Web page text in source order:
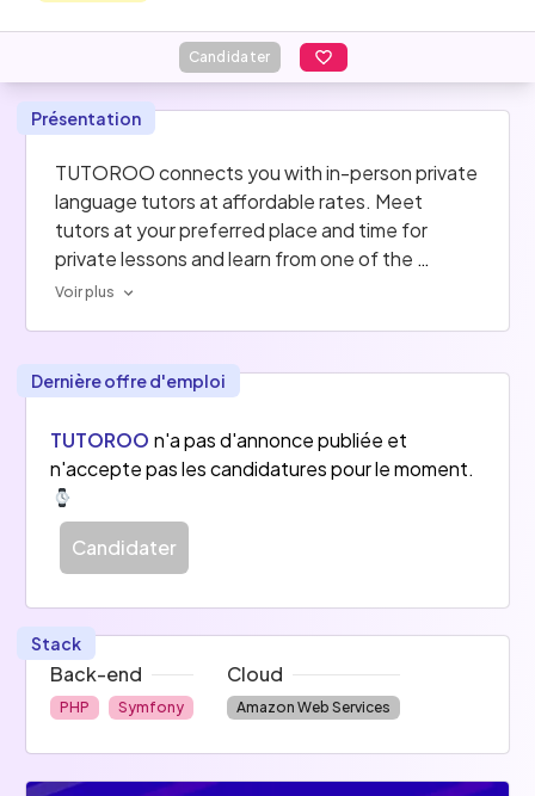
Candidater
Présentation
TUTOROO connects you with in-person private
language tutors at affordable rates. Meet
tutors at your preferred place and time for
private lessons and learn from one of the
200,000 private language tutors available to
Voir plus
Dernière offre d'emploi
TUTOROO n'a pas d'annonce publiée et
n'accepte pas les candidatures pour le moment.
Candidater
Stack
Back-end
PHP Symfony
Cloud
Amazon Web Services